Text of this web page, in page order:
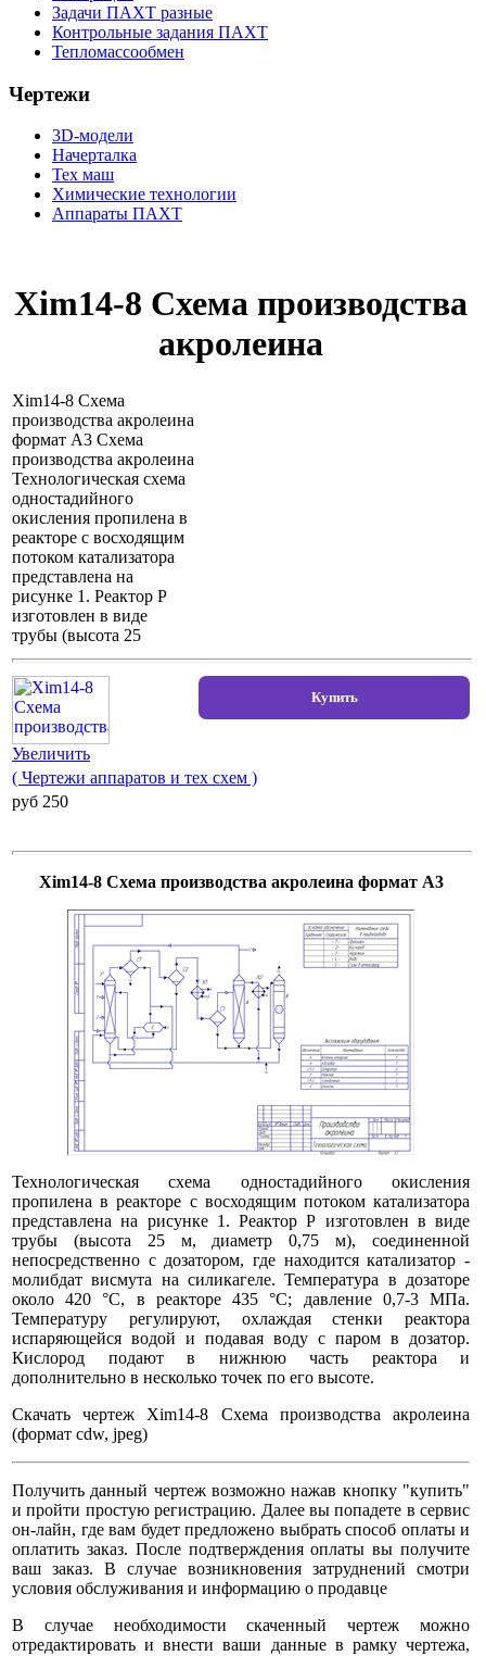
Задачи ПАХТ разные
Контрольные задания ПАХТ
Тепломассообмен
Чертежи
3D-модели
Начерталка
Тех маш
Химические технологии
Аппараты ПАХТ
Xim14-8 Схема производства
акролеина
Xim14-8 Схема
производства акролеина
формат А3 Схема
производства акролеина
Технологическая схема
одностадийного
окисления пропилена в
реакторе с восходящим
потоком катализатора
представлена на
рисунке 1. Реактор Р
изготовлен в виде
трубы (высота 25
Увеличить
( Чертежи аппаратов и тех схем )
pуб 250
Xim14-8 Схема производства акролеина формат А3
Технологическая схема одностадийного окисления
пропилена в реакторе с восходящим потоком катализатора
представлена на рисунке 1. Реактор Р изготовлен в виде
трубы (высота 25 м, диаметр 0,75 м), соединенной
непосредственно с дозатором, где находится катализатор -
молибдат висмута на силикагеле. Температура в дозаторе
около 420 °С, в реакторе 435 °С; давление 0,7-3 МПа.
Температуру регулируют, охлаждая стенки реактора
испаряющейся водой и подавая воду с паром в дозатор.
Кислород подают в нижнюю часть реактора и
дополнительно в несколько точек по его высоте.
Скачать чертеж Xim14-8 Схема производства акролеина
(формат cdw, jpeg)
Получить данный чертеж возможно нажав кнопку "купить"
и пройти простую регистрацию. Далее вы попадете в сервис
он-лайн, где вам будет предложено выбрать способ оплаты и
оплатить заказ. После подтверждения оплаты вы получите
ваш заказ. В случае возникновения затруднений смотри
условия обслуживания и информацию о продавце
В случае необходимости скаченный чертеж можно
отредактировать и внести ваши данные в рамку чертежа,